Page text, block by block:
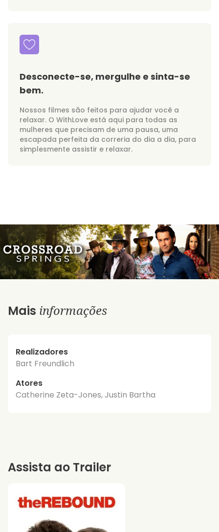
Desconecte-se, mergulhe e sinta-se
bem.
Nossos filmes são feitos para ajudar você a
relaxar. O WithLove está aqui para todas as
mulheres que precisam de uma pausa, uma
escapada perfeita da correria do dia a dia, para
simplesmente assistir e relaxar.
Mais informações
Realizadores
Bart Freundlich
Atores
Catherine Zeta-Jones, Justin Bartha
Assista ao Trailer